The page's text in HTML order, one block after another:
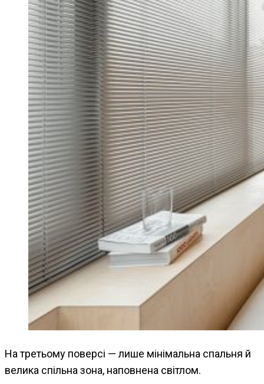
На третьому поверсі — лише мінімальна спальня й
велика спільна зона, наповнена світлом.